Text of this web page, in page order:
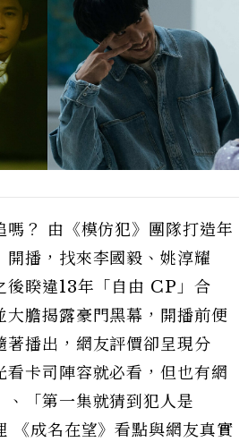
嗎？ 由《模仿犯》團隊打造年
開播，找來李國毅、姚淳耀
後睽違13年「自由 CP」合
大膽揭露豪門黑幕，開播前便
著播出，網友評價卻呈現分
看卡司陣容就必看，但也有網
、「第一集就猜到犯人是
《成名在望》看點與網友真實